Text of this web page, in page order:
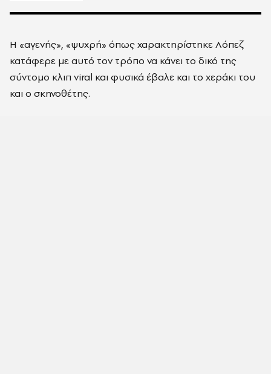
Η «αγενής», «ψυχρή» όπως χαρακτηρίστηκε Λόπεζ
κατάφερε με αυτό τον τρόπο να κάνει το δικό της
σύντομο κλιπ viral και φυσικά έβαλε και το χεράκι του
και ο σκηνοθέτης.